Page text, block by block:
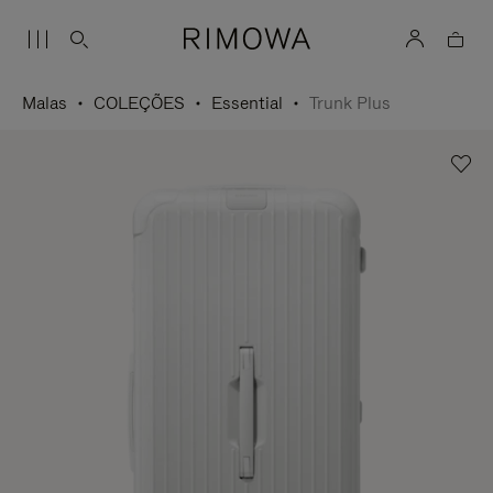
Malas COLEÇÕES Essential Trunk Plus